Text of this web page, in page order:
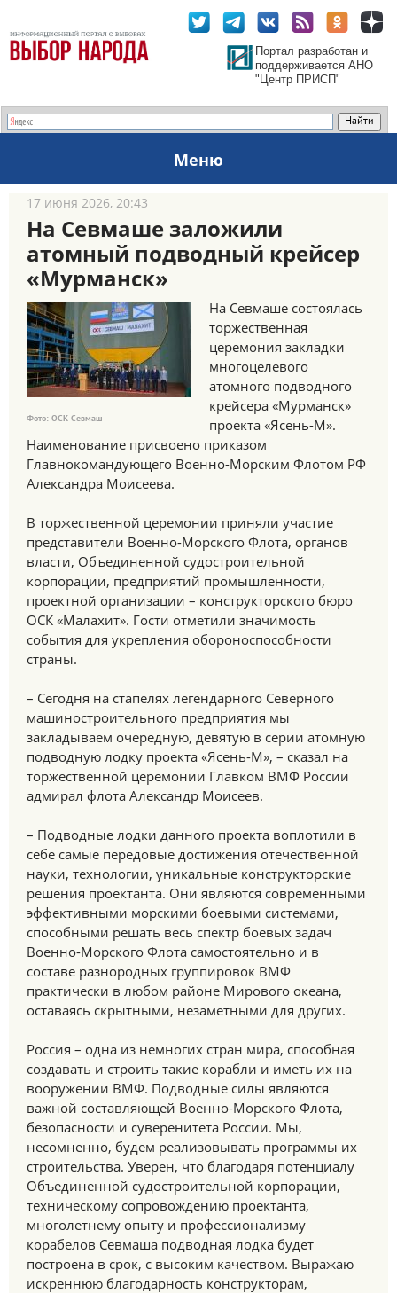
Портал разработан и
поддерживается АНО
"Центр ПРИСП"
Меню
17 июня 2026, 20:43
На Севмаше заложили
атомный подводный крейсер
«Мурманск»
Фото: ОСК Севмаш
На Севмаше состоялась
торжественная
церемония закладки
многоцелевого
атомного подводного
крейсера «Мурманск»
проекта «Ясень-М».
Наименование присвоено приказом
Главнокомандующего Военно-Морским Флотом РФ
Александра Моисеева.
В торжественной церемонии приняли участие
представители Военно-Морского Флота, органов
власти, Объединенной судостроительной
корпорации, предприятий промышленности,
проектной организации – конструкторского бюро
ОСК «Малахит». Гости отметили значимость
события для укрепления обороноспособности
страны.
– Сегодня на стапелях легендарного Северного
машиностроительного предприятия мы
закладываем очередную, девятую в серии атомную
подводную лодку проекта «Ясень-М», – сказал на
торжественной церемонии Главком ВМФ России
адмирал флота Александр Моисеев.
– Подводные лодки данного проекта воплотили в
себе самые передовые достижения отечественной
науки, технологии, уникальные конструкторские
решения проектанта. Они являются современными
эффективными морскими боевыми системами,
способными решать весь спектр боевых задач
Военно-Морского Флота самостоятельно и в
составе разнородных группировок ВМФ
практически в любом районе Мирового океана,
оставаясь скрытными, незаметными для других.
Россия – одна из немногих стран мира, способная
создавать и строить такие корабли и иметь их на
вооружении ВМФ. Подводные силы являются
важной составляющей Военно-Морского Флота,
безопасности и суверенитета России. Мы,
несомненно, будем реализовывать программы их
строительства. Уверен, что благодаря потенциалу
Объединенной судостроительной корпорации,
техническому сопровождению проектанта,
многолетнему опыту и профессионализму
корабелов Севмаша подводная лодка будет
построена в срок, с высоким качеством. Выражаю
искреннюю благодарность конструкторам,